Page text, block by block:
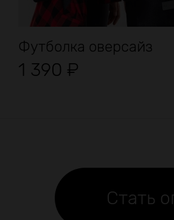
Футболка оверсайз
1 390 ₽
Стать